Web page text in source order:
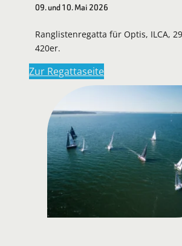
09. und 10. Mai 2026
Ranglistenregatta für Optis, ILCA,
420er.
Zur Regattaseite